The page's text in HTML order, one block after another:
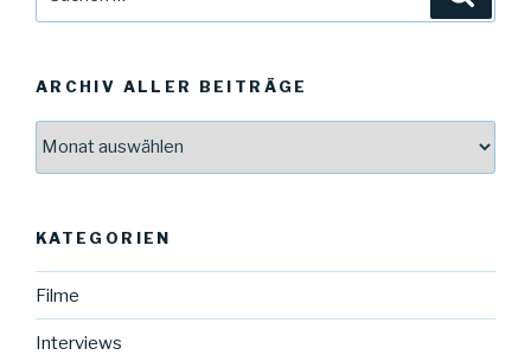
ARCHIV ALLER BEITRÄGE
KATEGORIEN
Filme
Interviews